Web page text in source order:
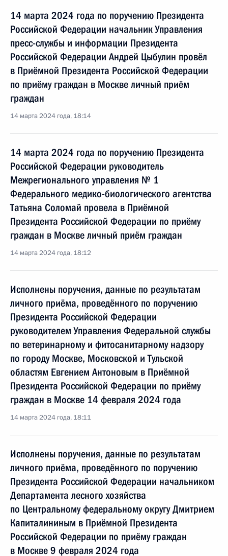
14 марта 2024 года по поручению Президента
Российской Федерации начальник Управления
пресс-службы и информации Президента
Российской Федерации Андрей Цыбулин провёл
в Приёмной Президента Российской Федерации
по приёму граждан в Москве личный приём
граждан
14 марта 2024 года, 18:14
14 марта 2024 года по поручению Президента
Российской Федерации руководитель
Межрегионального управления № 1
Федерального медико-биологического агентства
Татьяна Соломай провела в Приёмной
Президента Российской Федерации по приёму
граждан в Москве личный приём граждан
14 марта 2024 года, 18:12
Исполнены поручения, данные по результатам
личного приёма, проведённого по поручению
Президента Российской Федерации
руководителем Управления Федеральной службы
по ветеринарному и фитосанитарному надзору
по городу Москве, Московской и Тульской
областям Евгением Антоновым в Приёмной
Президента Российской Федерации по приёму
граждан в Москве 14 февраля 2024 года
14 марта 2024 года, 18:11
Исполнены поручения, данные по результатам
личного приёма, проведённого по поручению
Президента Российской Федерации начальником
Департамента лесного хозяйства
по Центральному федеральному округу Дмитрием
Капиталининым в Приёмной Президента
Российской Федерации по приёму граждан
в Москве 9 февраля 2024 года